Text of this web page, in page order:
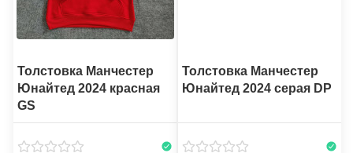
Толстовка Манчестер
Юнайтед 2024 красная
GS
Толстовка Манчестер
Юнайтед 2024 серая DP